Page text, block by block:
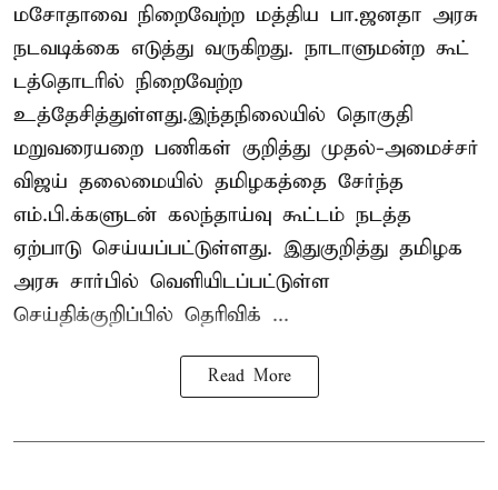
மசோதாவை நிறைவேற்ற மத்திய பா.ஜனதா அரசு
நடவடிக்கை எடுத்து வருகிறது. நாடாளுமன்ற கூட்
டத்தொடரில் நிறைவேற்ற
உத்தேசித்துள்ளது.இந்தநிலையில் தொகுதி
மறுவரையறை பணிகள் குறித்து முதல்-அமைச்சர்
விஜய் தலைமையில் தமிழகத்தை சேர்ந்த
எம்.பி.க்களுடன் கலந்தாய்வு கூட்டம் நடத்த
ஏற்பாடு செய்யப்பட்டுள்ளது. இதுகுறித்து தமிழக
அரசு சார்பில் வெளியிடப்பட்டுள்ள
செய்திக்குறிப்பில் தெரிவிக் ...
Read More